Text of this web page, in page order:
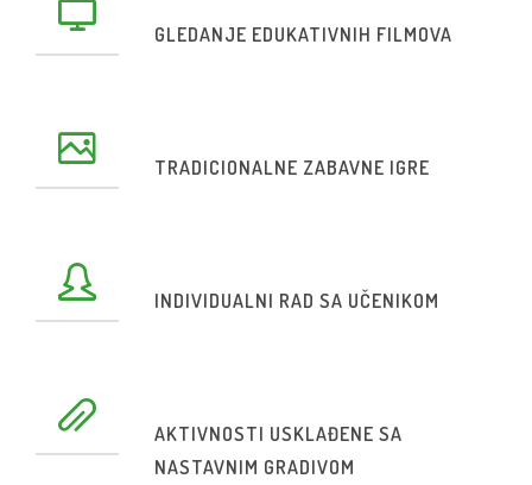
GLEDANJE EDUKATIVNIH FILMOVA
TRADICIONALNE ZABAVNE IGRE
INDIVIDUALNI RAD SA UČENIKOM
AKTIVNOSTI USKLAĐENE SA
NASTAVNIM GRADIVOM